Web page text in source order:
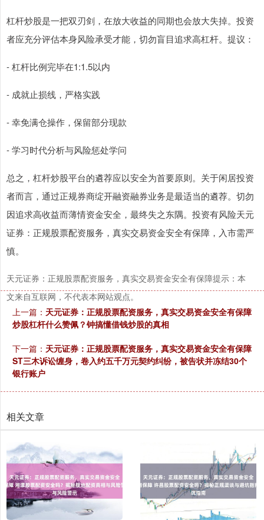
杠杆炒股是一把双刃剑，在放大收益的同期也会放大失掉。投资
者应充分评估本身风险承受才能，切勿盲目追求高杠杆。提议：
- 杠杆比例完毕在1:1.5以内
- 成就止损线，严格实践
- 幸免满仓操作，保留部分现款
- 学习时代分析与风险惩处学问
总之，杠杆炒股平台的遴荐应以安全为首要原则。关于闲居投资
者而言，通过正规券商绽开融资融券业务是最适当的遴荐。切勿
因追求高收益而薄情资金安全，最终失之东隅。投资有风险天元
证券：正规股票配资服务，真实交易资金安全有保障，入市需严
慎。
天元证券：正规股票配资服务，真实交易资金安全有保障提示：本
文来自互联网，不代表本网站观点。
上一篇： 天元证券：正规股票配资服务，真实交易资金安全有保障
炒股杠杆什么赞佩？钟搞懂借钱炒股的真相
下一篇： 天元证券：正规股票配资服务，真实交易资金安全有保障
ST三木诉讼缠身，卷入约五千万元契约纠纷，被告状并冻结30个
银行账户
相关文章